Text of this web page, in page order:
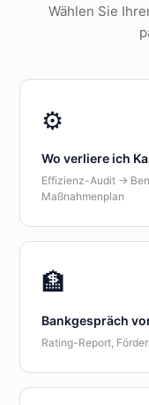
Wählen Sie
⚙️
Wo verliere ich
Effizienz-Audit →
Maßnahmenplan
🏦
Bankgespräch
Rating-Report,